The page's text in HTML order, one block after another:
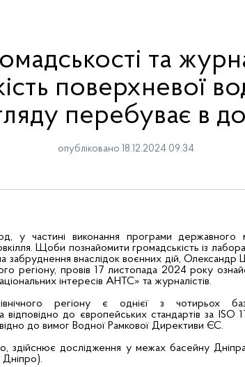
та
поверхневої
перебуває в
опубліковано 18.12.2024 09:34
у частині виконання програми державного
Щоби познайомити громадськість із
забруднення внаслідок воєнних дій, Олександр
регіону, провів 17 листопада 2024 року
інтересів АНТС» та журналістів.
регіону є однієї з чотирьох
до європейських стандартів за ISO
до вимог Водної Рамкової Директиви ЄС.
здійснює дослідження у межах басейну
Дніпро).